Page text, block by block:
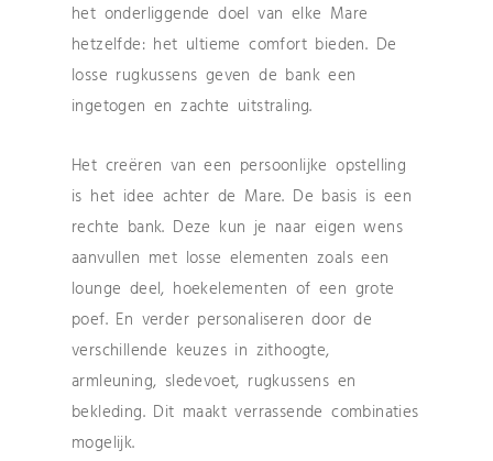
het onderliggende doel van elke Mare
hetzelfde: het ultieme comfort bieden. De
losse rugkussens geven de bank een
ingetogen en zachte uitstraling.
Het creëren van een persoonlijke opstelling
is het idee achter de Mare. De basis is een
rechte bank. Deze kun je naar eigen wens
aanvullen met losse elementen zoals een
lounge deel, hoekelementen of een grote
poef. En verder personaliseren door de
verschillende keuzes in zithoogte,
armleuning, sledevoet, rugkussens en
bekleding. Dit maakt verrassende combinaties
mogelijk.